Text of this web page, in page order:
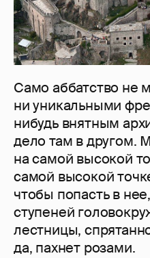
Само аббатство не
ни уникальными
нибудь внятным
дело там в другом.
на самой высокой
самой высокой
чтобы попасть в
ступеней
лестницы,
да, пахнет розами.